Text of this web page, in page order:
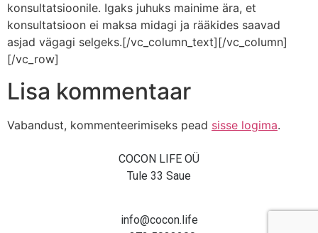
konsultatsioonile. Igaks juhuks mainime ära, et
konsultatsioon ei maksa midagi ja rääkides saavad
asjad vägagi selgeks.[/vc_column_text][/vc_column]
[/vc_row]
Lisa kommentaar
Vabandust, kommenteerimiseks pead sisse logima.
COCON LIFE OÜ
Tule 33 Saue
info@cocon.life